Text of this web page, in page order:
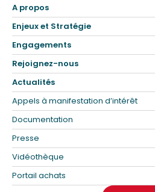
A propos
Enjeux et Stratégie
Engagements
Rejoignez-nous
Actualités
Appels à manifestation d’intérêt
Documentation
Presse
Vidéothèque
Portail achats